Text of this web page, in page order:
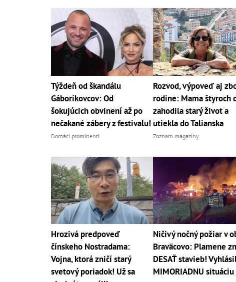
Týždeň od škandálu
Gáboríkovcov: Od
šokujúcich obvinení až po
nečakané zábery z festivalu!
Domáci prominenti
Rozvod, výpoveď aj
rodine: Mama štyroch
zahodila starý život a
utiekla do Talianska
Zoznam magazíny
Hrozivá predpoveď
čínskeho Nostradama:
Vojna, ktorá zničí starý
svetový poriadok! Už sa
Ničivý nočný požiar v
Braväcovo: Plamene
DESAŤ stavieb!
MIMORIADNU situáciu